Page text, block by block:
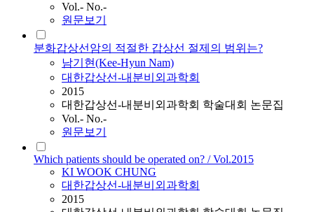
Vol.- No.-
원문보기
분화갑상선암의 적절한 갑상선 절제의 범위는?
남기현(Kee-Hyun Nam)
대한갑상선-내분비외과학회
2015
대한갑상선-내분비외과학회 학술대회 논문집
Vol.- No.-
원문보기
Which patients should be operated on? / Vol.2015
KI WOOK CHUNG
대한갑상선-내분비외과학회
2015